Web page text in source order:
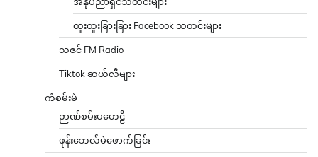
ထူးထူးခြားခြား Facebook သတင်းများ
သဇင် FM Radio
Tiktok ဆယ်လီများ
ကံစမ်းမဲ
ဉာဏ်စမ်းပဟေဠိ
ဖုန်းဘေလ်မဲဖောက်ခြင်း